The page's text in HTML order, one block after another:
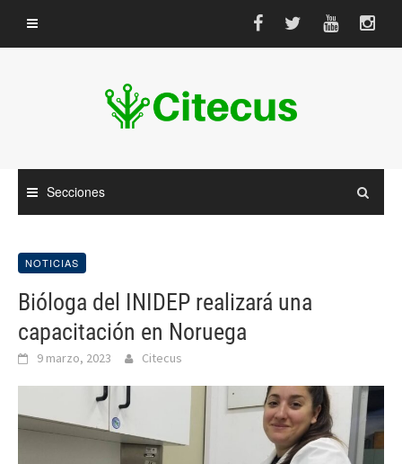
contenido
Secciones
NOTICIAS
Bióloga del INIDEP realizará una
capacitación en Noruega
9 marzo, 2023 Citecus